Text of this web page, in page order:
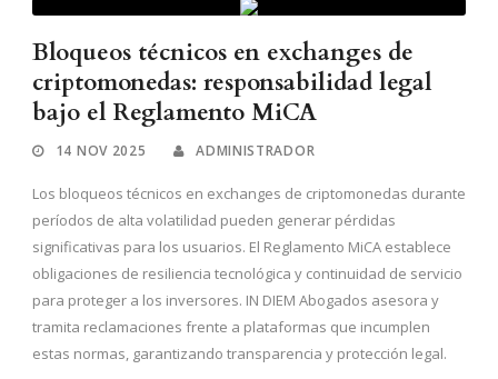
Bloqueos técnicos en exchanges de
criptomonedas: responsabilidad legal
bajo el Reglamento MiCA
14 NOV 2025 ADMINISTRADOR
Los bloqueos técnicos en exchanges de criptomonedas durante
períodos de alta volatilidad pueden generar pérdidas
significativas para los usuarios. El Reglamento MiCA establece
obligaciones de resiliencia tecnológica y continuidad de servicio
para proteger a los inversores. IN DIEM Abogados asesora y
tramita reclamaciones frente a plataformas que incumplen
estas normas, garantizando transparencia y protección legal.